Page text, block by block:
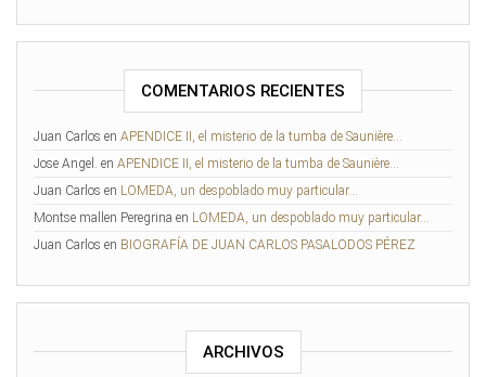
COMENTARIOS RECIENTES
Juan Carlos en APENDICE II, el misterio de la tumba de Saunière…
Jose Angel. en APENDICE II, el misterio de la tumba de Saunière…
Juan Carlos en LOMEDA, un despoblado muy particular…
Montse mallen Peregrina en LOMEDA, un despoblado muy particular…
Juan Carlos en BIOGRAFÍA DE JUAN CARLOS PASALODOS PÉREZ
ARCHIVOS